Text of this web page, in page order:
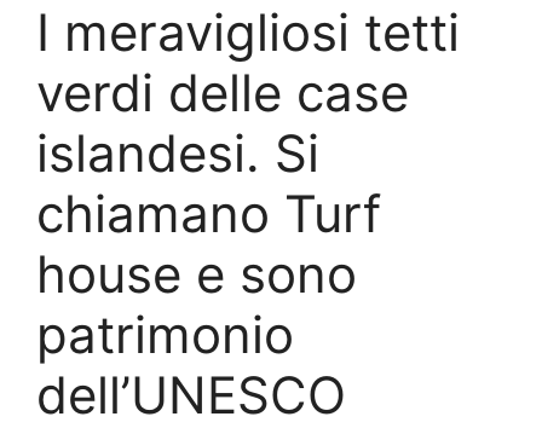
I meravigliosi tetti
verdi delle case
islandesi. Si
chiamano Turf
house e sono
patrimonio
dell’UNESCO